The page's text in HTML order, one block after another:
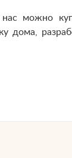
можно
дома,